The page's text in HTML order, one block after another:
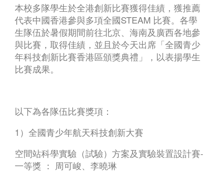
本校多隊學生於全港創新比賽獲得佳績，獲推薦
代表中國香港參與多項全國STEAM 比賽。各學
生隊伍於暑假期間前往北京、海南及廣西各地參
與比賽，取得佳績，並且於今天出席「全國青少
年科技創新比賽香港區頒獎典禮」，以表揚學生
比賽成果。
以下為各隊伍比賽獎項：
1）全國青少年航天科技創新大賽
空間站科學實驗（試驗）方案及實驗裝置設計賽-
一等獎 ： 周可峻、李曉琳